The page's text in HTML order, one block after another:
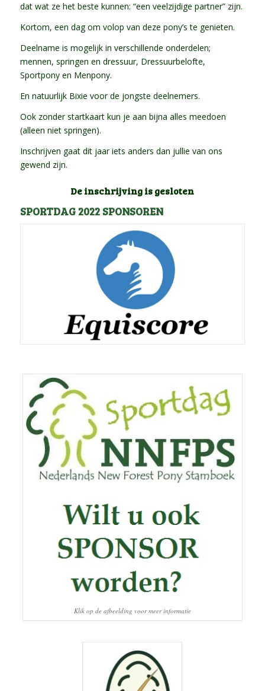
dat wat ze het beste kunnen: “een veelzijdige partner” zijn.
Kortom, een dag om volop van deze pony’s te genieten.
Deelname is mogelijk in verschillende onderdelen;
mennen, springen en dressuur, Dressuurbelofte,
Sportpony en Menpony.
En natuurlijk Bixie voor de jongste deelnemers.
Ook zonder startkaart kun je aan bijna alles meedoen
(alleen niet springen).
Inschrijven gaat dit jaar iets anders dan jullie van ons
gewend zijn.
De inschrijving is gesloten
SPORTDAG 2022 SPONSOREN
Klik op de afbeelding voor meer informatie